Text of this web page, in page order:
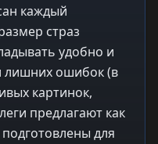
каждый
страз
удобно и
лишних ошибок (в
картинок,
предлагают как
для